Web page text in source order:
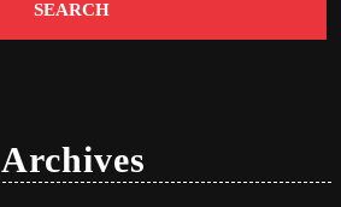
Archives